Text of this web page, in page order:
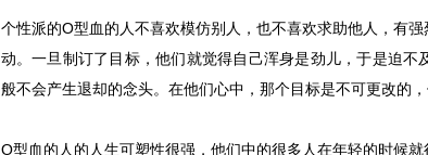
个性派的O型血的人不喜欢模仿别人，也不喜欢求助他人，有
动。一旦制订了目标，他们就觉得自己浑身是劲儿，于是迫不
般不会产生退却的念头。在他们心中，那个目标是不可更改的
O型血的人的人生可塑性很强，他们中的很多人在年轻的时候